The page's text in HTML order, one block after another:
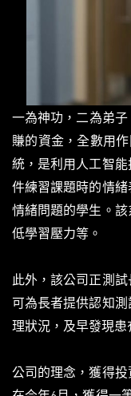
一為神功，二為弟
賺的資金，全數用
統，是利用人工智
件練習課題時的情
情緒問題的學生。
低學習壓力等。
此外，該公司正測
可為長者提供認知
理狀況，及早發現患
公司的理念，獲得